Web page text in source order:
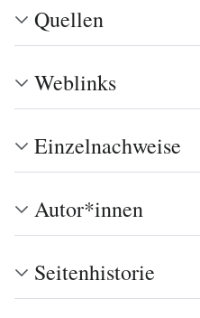
Quellen
Weblinks
Einzelnachweise
Autor*innen
Seitenhistorie